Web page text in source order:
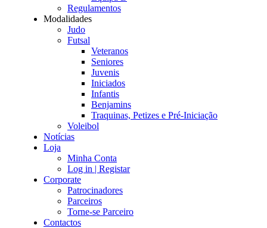
Regulamentos
Modalidades
Judo
Futsal
Veteranos
Seniores
Juvenis
Iniciados
Infantis
Benjamins
Traquinas, Petizes e Pré-Iniciação
Voleibol
Notícias
Loja
Minha Conta
Log in | Registar
Corporate
Patrocinadores
Parceiros
Torne-se Parceiro
Contactos